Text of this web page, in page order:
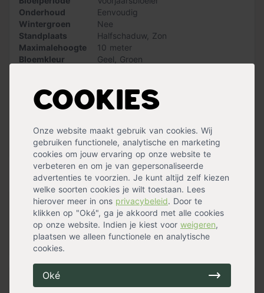
Cookies
Onze website maakt gebruik van cookies. Wij
gebruiken functionele, analytische en marketing
cookies om jouw ervaring op onze website te
verbeteren en om je van gepersonaliseerde
advertenties te voorzien. Je kunt altijd zelf kiezen
welke soorten cookies je wilt toestaan. Lees
hierover meer in ons privacybeleid. Door te
klikken op "Oké", ga je akkoord met alle cookies
op onze website. Indien je kiest voor weigeren,
plaatsen we alleen functionele en analytische
cookies.
Oké
te onderhouden. Je hoeft de boom enkel te snoeien om
hem in vorm te houden. In juni kun je wat krooncorrecties
uitvoeren. Dit doe je door lange zijtakken in te korten of
weg te halen. Wil je een intensievere snoei toepassen?
Doe dit dan tussen de maanden oktober en december.
Deze boom groeit goed op alle grondsoorten, maar heeft
Let op: bij het kiezen van een boom is de stamomtrek
slechts een indicatie. Dus aan de hoogte indicatie
kunnen geen rechten worden ontleend.
Onderhoud
Eenvoudig
Wintergroen
Nee
Standplaats
Halfschaduw Zon
Maximalehoogte
10 meter
Bloemkleur
Geel
Groen
Waterbehoefte
Gemiddeld
Vruchtdragend
Nee
Groeisnelheid
Langzaam
Vorm
Hoogstam
Meer specificaties »
Handig voor erbij
Boomband met gesp
op voorraad
11,99
Nature boomband met spijkers